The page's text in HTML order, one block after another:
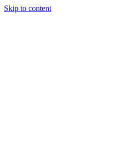
Skip to content